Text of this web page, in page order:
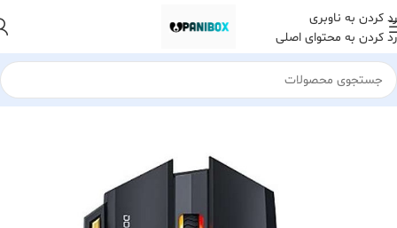
رد کردن به ناوبری
رد کردن به محتوای اصلی
خانه لوازم جانبی کامپیوتر ماوس ماوس بیسیم